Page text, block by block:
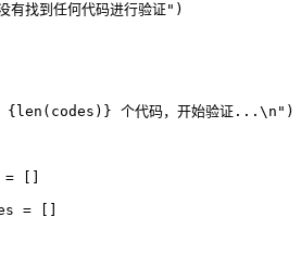
有找到任何代码进行验证" )
{len (codes) } 个代码，开始验证... \n " )
=
=